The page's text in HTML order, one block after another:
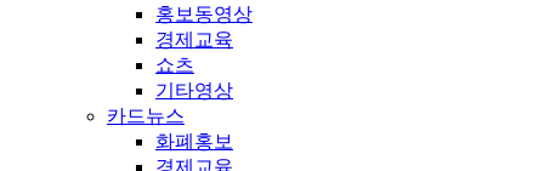
홍보동영상
경제교육
쇼츠
기타영상
카드뉴스
화폐홍보
경제교육